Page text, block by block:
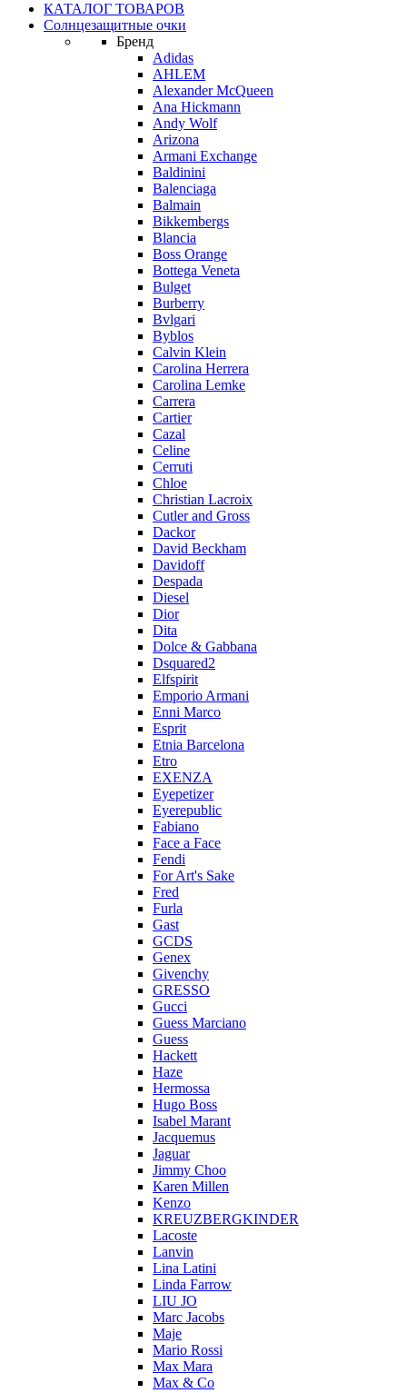
КАТАЛОГ ТОВАРОВ
Солнцезащитные очки
Бренд
Adidas
AHLEM
Alexander McQueen
Ana Hickmann
Andy Wolf
Arizona
Armani Exchange
Baldinini
Balenciaga
Balmain
Bikkembergs
Blancia
Boss Orange
Bottega Veneta
Bulget
Burberry
Bvlgari
Byblos
Calvin Klein
Carolina Herrera
Carolina Lemke
Carrera
Cartier
Cazal
Celine
Cerruti
Chloe
Christian Lacroix
Cutler and Gross
Dackor
David Beckham
Davidoff
Despada
Diesel
Dior
Dita
Dolce & Gabbana
Dsquared2
Elfspirit
Emporio Armani
Enni Marco
Esprit
Etnia Barcelona
Etro
EXENZA
Eyepetizer
Eyerepublic
Fabiano
Face a Face
Fendi
For Art's Sake
Fred
Furla
Gast
GCDS
Genex
Givenchy
GRESSO
Gucci
Guess Marciano
Guess
Hackett
Haze
Hermossa
Hugo Boss
Isabel Marant
Jacquemus
Jaguar
Jimmy Choo
Karen Millen
Kenzo
KREUZBERGKINDER
Lacoste
Lanvin
Lina Latini
Linda Farrow
LIU JO
Marc Jacobs
Maje
Mario Rossi
Max Mara
Max & Co